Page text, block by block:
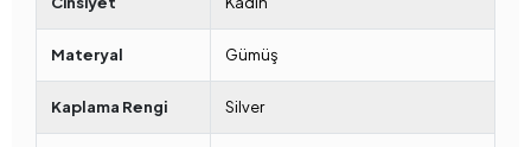
Materyal Gümüş
Kaplama Rengi Silver